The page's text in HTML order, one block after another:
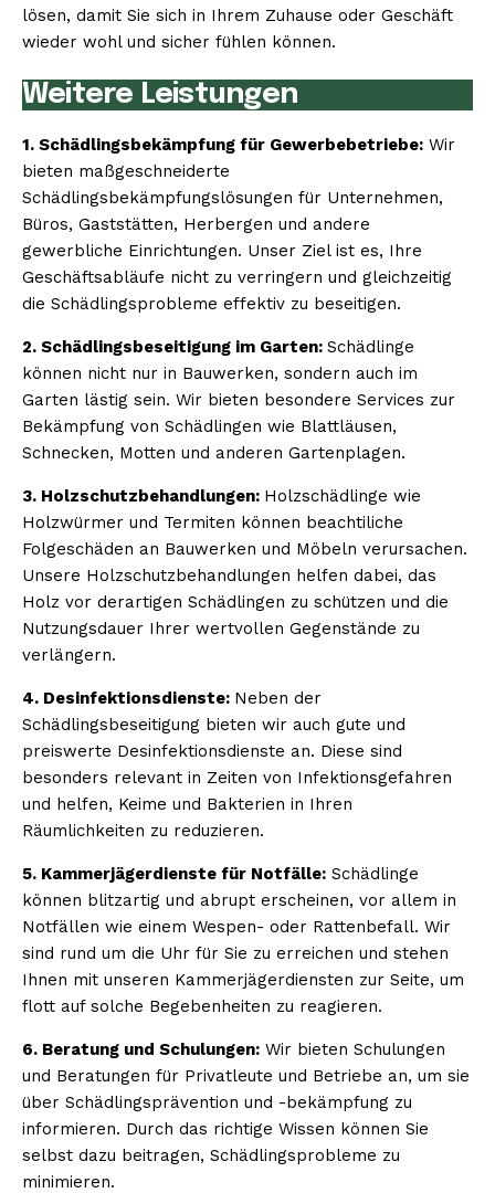
lösen, damit Sie sich in Ihrem Zuhause oder Geschäft
wieder wohl und sicher fühlen können.
Weitere Leistungen
1. Schädlingsbekämpfung für Gewerbebetriebe: Wir
bieten maßgeschneiderte
Schädlingsbekämpfungslösungen für Unternehmen,
Büros, Gaststätten, Herbergen und andere
gewerbliche Einrichtungen. Unser Ziel ist es, Ihre
Geschäftsabläufe nicht zu verringern und gleichzeitig
die Schädlingsprobleme effektiv zu beseitigen.
2. Schädlingsbeseitigung im Garten: Schädlinge
können nicht nur in Bauwerken, sondern auch im
Garten lästig sein. Wir bieten besondere Services zur
Bekämpfung von Schädlingen wie Blattläusen,
Schnecken, Motten und anderen Gartenplagen.
3. Holzschutzbehandlungen: Holzschädlinge wie
Holzwürmer und Termiten können beachtiliche
Folgeschäden an Bauwerken und Möbeln verursachen.
Unsere Holzschutzbehandlungen helfen dabei, das
Holz vor derartigen Schädlingen zu schützen und die
Nutzungsdauer Ihrer wertvollen Gegenstände zu
verlängern.
4. Desinfektionsdienste: Neben der
Schädlingsbeseitigung bieten wir auch gute und
preiswerte Desinfektionsdienste an. Diese sind
besonders relevant in Zeiten von Infektionsgefahren
und helfen, Keime und Bakterien in Ihren
Räumlichkeiten zu reduzieren.
5. Kammerjägerdienste für Notfälle: Schädlinge
können blitzartig und abrupt erscheinen, vor allem in
Notfällen wie einem Wespen- oder Rattenbefall. Wir
sind rund um die Uhr für Sie zu erreichen und stehen
Ihnen mit unseren Kammerjägerdiensten zur Seite, um
flott auf solche Begebenheiten zu reagieren.
6. Beratung und Schulungen: Wir bieten Schulungen
und Beratungen für Privatleute und Betriebe an, um sie
über Schädlingsprävention und -bekämpfung zu
informieren. Durch das richtige Wissen können Sie
selbst dazu beitragen, Schädlingsprobleme zu
minimieren.